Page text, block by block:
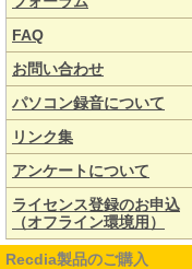
FAQ
お問い合わせ
パソコン録音について
リンク集
アンケートについて
ライセンス登録のお申込
（オフライン環境用）
Recdia製品のご購入